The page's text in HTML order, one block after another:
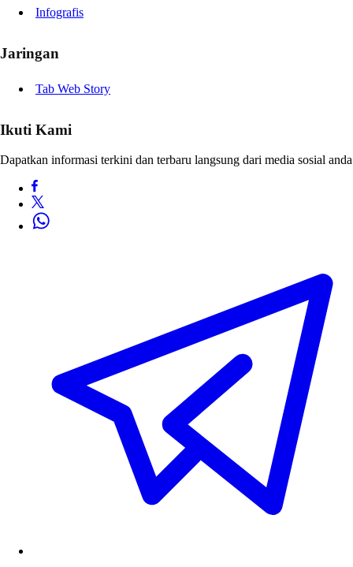
Infografis
Jaringan
Tab Web Story
Ikuti Kami
Dapatkan informasi terkini dan terbaru langsung dari media sosial anda